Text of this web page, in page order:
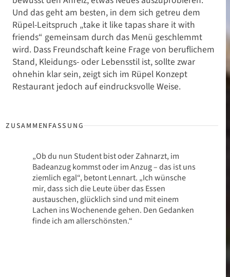
Und das geht am besten, in dem sich getreu dem
Rüpel-Leitspruch „take it like tapas share it with
friends“ gemeinsam durch das Menü geschlemmt
wird. Dass Freundschaft keine Frage von beruflichem
Stand, Kleidungs- oder Lebensstil ist, sollte zwar
ohnehin klar sein, zeigt sich im Rüpel Konzept
Restaurant jedoch auf eindrucksvolle Weise.
„Ob du nun Student bist oder Zahnarzt, im
Badeanzug kommst oder im Anzug – das ist uns
ziemlich egal“, betont Lennart. „Ich wünsche
mir, dass sich die Leute über das Essen
austauschen, glücklich sind und mit einem
Lachen ins Wochenende gehen. Den Gedanken
finde ich am allerschönsten.“